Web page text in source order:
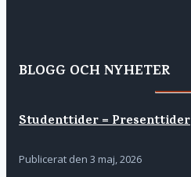
BLOGG OCH NYHETER
Studenttider = Presenttider
Publicerat den 3 maj, 2026